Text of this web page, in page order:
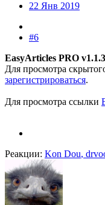
22 Янв 2019
#6
EasyArticles PRO v1.1.3
Для просмотра
зарегистрироваться.
Для просмотра ссылки
Реакции: Kon Dou,